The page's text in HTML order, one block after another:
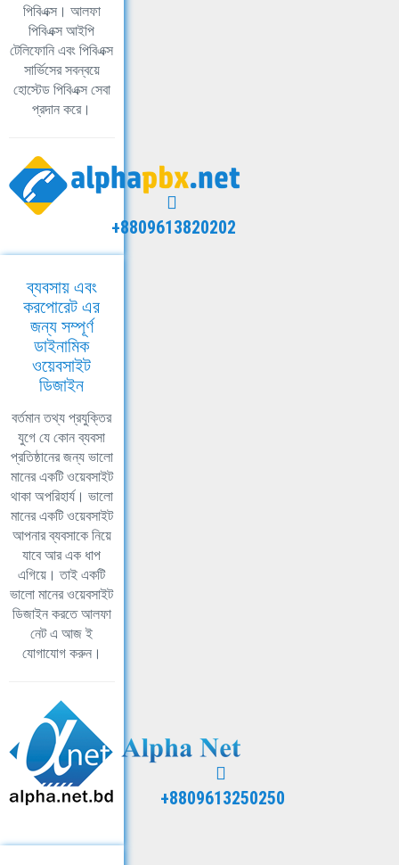
পিবিএক্স। আলফা
পিবিএক্স আইপি
টেলিফোনি এবং পিবিএক্স
সার্ভিসের সবন্বয়ে
হোস্টেড পিবিএক্স সেবা
প্রদান করে।
+8809613820202
ব্যবসায় এবং
করপোরেট এর
জন্য সম্পূর্ণ
ডাইনামিক
ওয়েবসাইট
ডিজাইন
বর্তমান তথ্য প্রযুক্তির
যুগে যে কোন ব্যবসা
প্রতিষ্ঠানের জন্য ভালো
মানের একটি ওয়েবসাইট
থাকা অপরিহার্য। ভালো
মানের একটি ওয়েবসাইট
আপনার ব্যবসাকে নিয়ে
যাবে আর এক ধাপ
এগিয়ে। তাই একটি
ভালো মানের ওয়েবসাইট
ডিজাইন করতে আলফা
নেট এ আজ ই
যোগাযোগ করুন।
+8809613250250